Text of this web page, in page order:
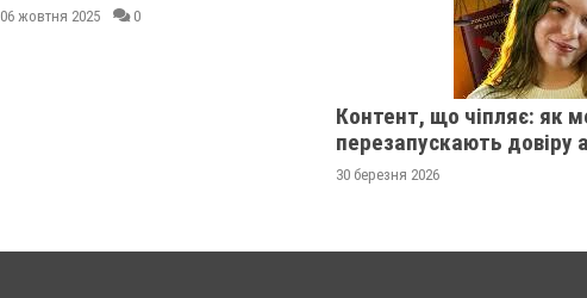
06 жовтня 2025 0
Контент, що чіпляє: як
перезапускають довіру
30 березня 2026